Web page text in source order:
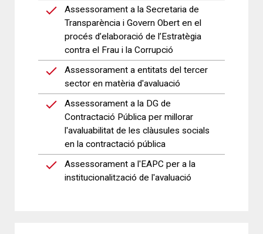
Assessorament a la Secretaria de
Transparència i Govern Obert en el
procés d’elaboració de l’Estratègia
contra el Frau i la Corrupció
Assessorament a entitats del tercer
sector en matèria d'avaluació
Assessorament a la DG de
Contractació Pública per millorar
l'avaluabilitat de les clàusules socials
en la contractació pública
Assessorament a l'EAPC per a la
institucionalització de l'avaluació